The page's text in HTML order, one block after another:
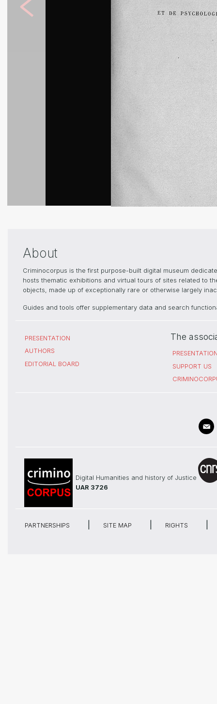
About
Criminocorpus is the first purpose-built digital museum
hosts thematic exhibitions and virtual tours of sites related to
objects, made up of exceptionally rare or otherwise largely
Guides and tools offer supplementary data and search
PRESENTATION
AUTHORS
EDITORIAL BOARD
The
SUPPORT US
Digital Humanities and history of Justice
UAR 3726
PARTNERSHIPS SITE MAP RIGHTS